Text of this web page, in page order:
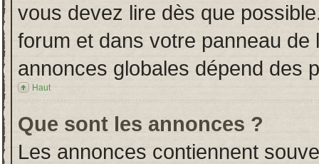
vous devez lire dès que
forum et dans votre panneau de
annonces globales dépend des
Haut
Que sont les annonces ?
Les annonces contiennent